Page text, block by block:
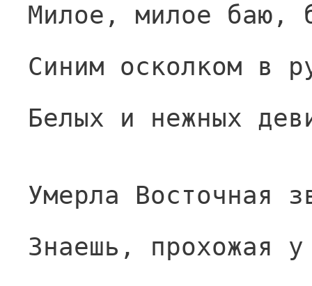
Милое, милое баю,
Синим осколком в
Белых и нежных
Умерла Восточная
Знаешь, прохожая